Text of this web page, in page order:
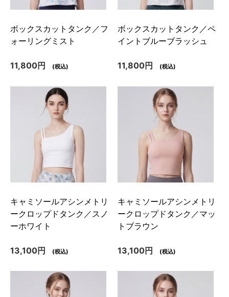
ボックスカットタンク／フ
ォーリングミスト
11,800円 (税込)
ボックスカットタンク／ペ
イントブルーブラッシュ
11,800円 (税込)
キャミソールアシンメトリ
ークロップドタンク／スノ
ーホワイト
13,100円 (税込)
キャミソールアシンメトリ
ークロップドタンク／マッ
トブラウン
13,100円 (税込)